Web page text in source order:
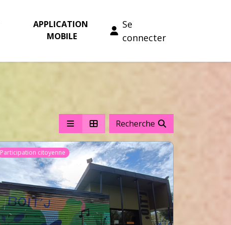
APPLICATION
MOBILE
Se
connecter
Recherche
Participation citoyenne